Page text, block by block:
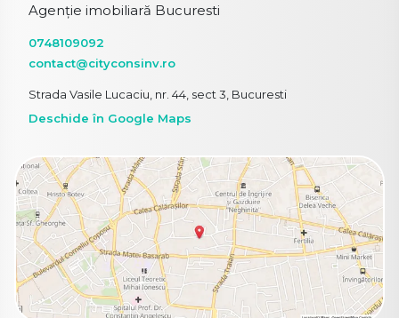
Agenție imobiliară Bucuresti
0748109092
contact@cityconsinv.ro
Strada Vasile Lucaciu, nr. 44, sect 3, Bucuresti
Deschide în Google Maps